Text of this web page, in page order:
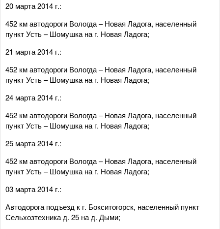
20 марта 2014 г.:
452 км автодороги Вологда – Новая Ладога, населенный
пункт Усть – Шомушка на г. Новая Ладога;
21 марта 2014 г.:
452 км автодороги Вологда – Новая Ладога, населенный
пункт Усть – Шомушка на г. Новая Ладога;
24 марта 2014 г.:
452 км автодороги Вологда – Новая Ладога, населенный
пункт Усть – Шомушка на г. Новая Ладога;
25 марта 2014 г.:
452 км автодороги Вологда – Новая Ладога, населенный
пункт Усть – Шомушка на г. Новая Ладога;
03 марта 2014 г.:
Автодорога подъезд к г. Бокситогорск, населенный пункт
Сельхозтехника д. 25 на д. Дыми;